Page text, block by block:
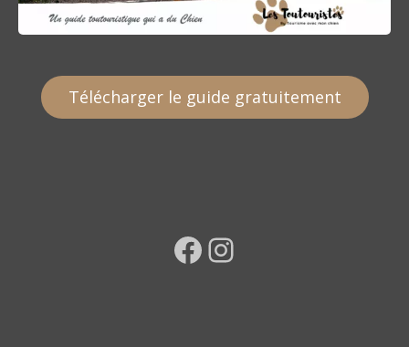
Télécharger le guide gratuitement
Facebook Instagram